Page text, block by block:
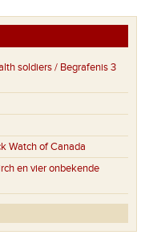
soldiers / Begrafenis 3
Watch of Canada
en vier onbekende